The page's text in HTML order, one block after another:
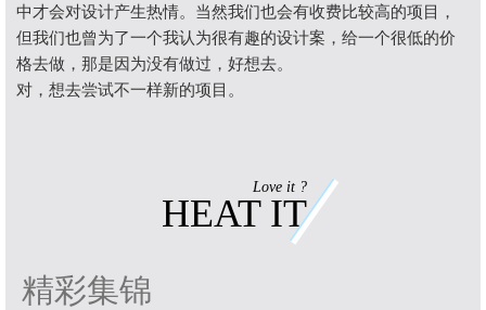
中才会对设计产生热情。当然我们也会有收费比较高的项目，
但我们也曾为了一个我认为很有趣的设计案，给一个很低的价
格去做，那是因为没有做过，好想去。
对，想去尝试不一样新的项目。
Love it ?
HEAT IT
精彩集锦